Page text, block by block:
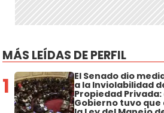
MÁS LEÍDAS DE PERFIL
1 El Senado dio
a la Inviolabilidad
Propiedad Privada:
Gobierno tuvo que